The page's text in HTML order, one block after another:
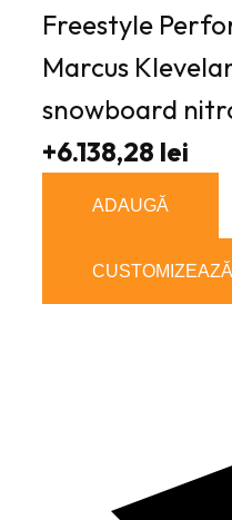
Freestyle
Marcus
snowboard
+6.138,28 lei
ADAUGĂ
CUSTOMIZEAZĂ